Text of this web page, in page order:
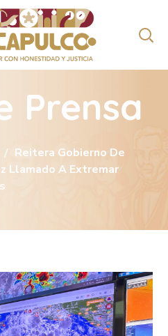
Prensa
Reitera Gobierno De
Llamado A Extremar